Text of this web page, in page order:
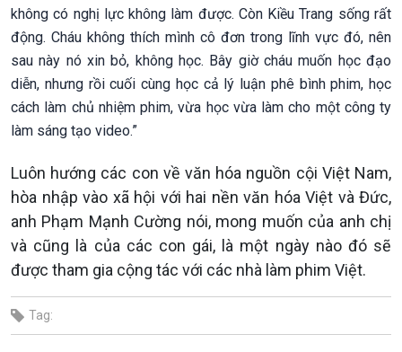
không có nghị lực không làm được. Còn Kiều Trang sống rất
động. Cháu không thích mình cô đơn trong lĩnh vực đó, nên
sau này nó xin bỏ, không học. Bây giờ cháu muốn học đạo
diễn, nhưng rồi cuối cùng học cả lý luận phê bình phim, học
cách làm chủ nhiệm phim, vừa học vừa làm cho một công ty
làm sáng tạo video.”
Luôn hướng các con về văn hóa nguồn cội Việt Nam,
hòa nhập vào xã hội với hai nền văn hóa Việt và Đức,
anh Phạm Mạnh Cường nói, mong muốn của anh chị
và cũng là của các con gái, là một ngày nào đó sẽ
được tham gia cộng tác với các nhà làm phim Việt.
Tag: